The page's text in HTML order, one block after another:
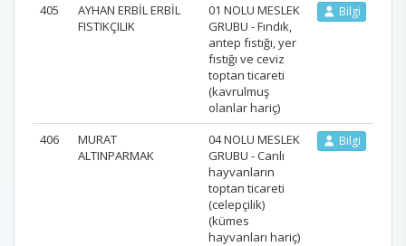
405
AYHAN ERBİL ERBİL
FISTIKÇILIK
01 NOLU MESLEK
GRUBU - Fındık,
antep fıstığı, yer
fıstığı ve ceviz
toptan ticareti
(kavrulmuş
olanlar hariç)
Bilgi
406
MURAT
ALTINPARMAK
04 NOLU MESLEK
GRUBU - Canlı
hayvanların
toptan ticareti
(celepçilik)
(kümes
hayvanları hariç)
Bilgi